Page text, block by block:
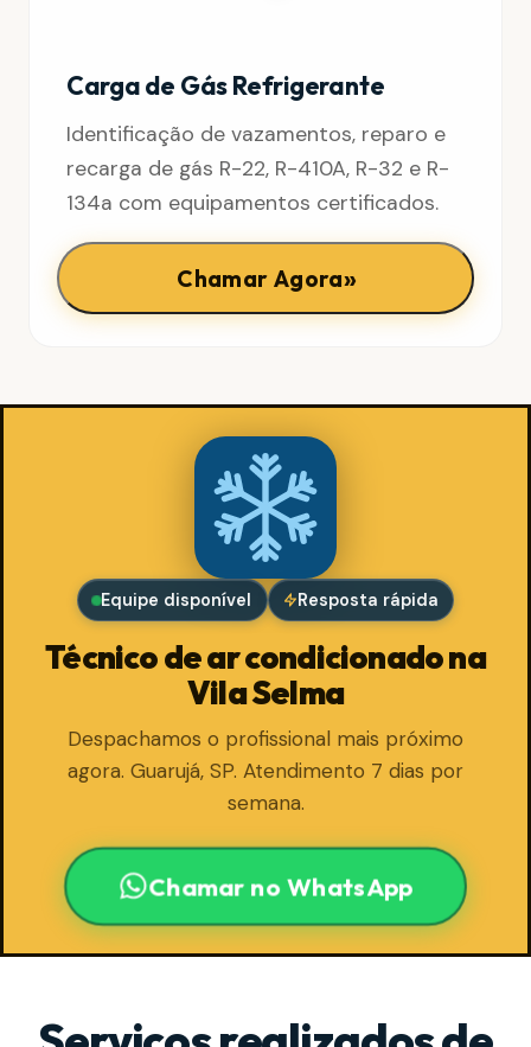
Carga de Gás Refrigerante
Identificação de vazamentos, reparo e
recarga de gás R-22, R-410A, R-32 e R-
134a com equipamentos certificados.
Chamar Agora»
Equipe disponível Resposta rápida
Técnico de ar condicionado na
Vila Selma
Despachamos o profissional mais próximo
agora. Guarujá, SP. Atendimento 7 dias por
semana.
Chamar no WhatsApp